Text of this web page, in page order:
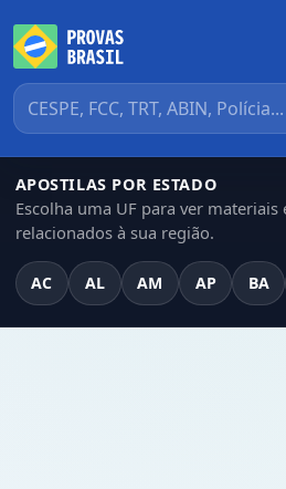
APOSTILAS POR ESTADO
Escolha uma UF para ver
relacionados à sua região.
AC AL AM AP BA